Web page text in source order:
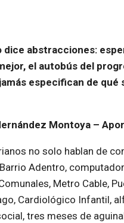
dice abstracciones:
el autobús del
especifican de
Montoya –
no solo hablan de
Adentro,
Metro Cable,
Cardiológico Infantil,
tres meses de